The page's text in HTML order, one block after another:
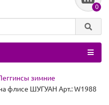
0
зимние
флисе ШУГУАН Арт.: W1988